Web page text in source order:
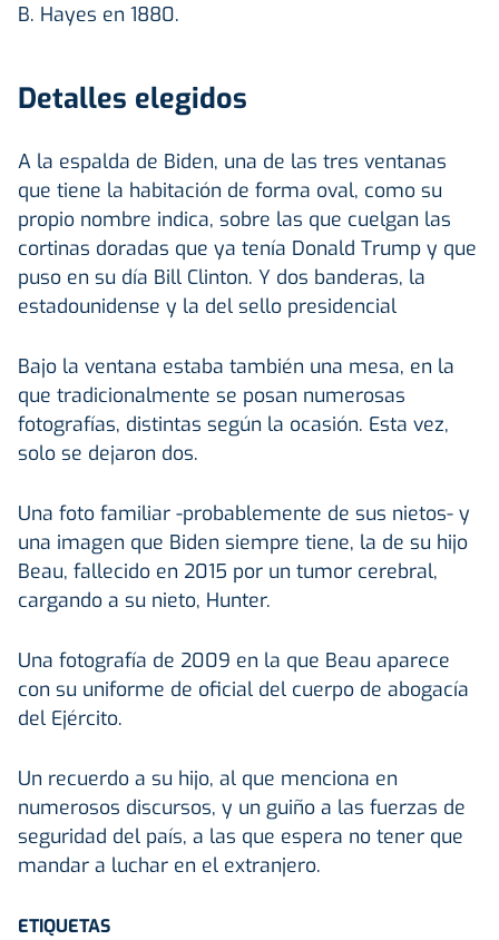
B. Hayes en 1880.
Detalles elegidos
A la espalda de Biden, una de las tres ventanas
que tiene la habitación de forma oval, como su
propio nombre indica, sobre las que cuelgan las
cortinas doradas que ya tenía Donald Trump y que
puso en su día Bill Clinton. Y dos banderas, la
estadounidense y la del sello presidencial
Bajo la ventana estaba también una mesa, en la
que tradicionalmente se posan numerosas
fotografías, distintas según la ocasión. Esta vez,
solo se dejaron dos.
Una foto familiar -probablemente de sus nietos- y
una imagen que Biden siempre tiene, la de su hijo
Beau, fallecido en 2015 por un tumor cerebral,
cargando a su nieto, Hunter.
Una fotografía de 2009 en la que Beau aparece
con su uniforme de oficial del cuerpo de abogacía
del Ejército.
Un recuerdo a su hijo, al que menciona en
numerosos discursos, y un guiño a las fuerzas de
seguridad del país, a las que espera no tener que
mandar a luchar en el extranjero.
ETIQUETAS